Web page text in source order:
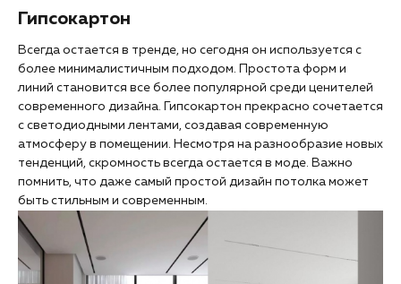
Гипсокартон
Всегда остается в тренде, но сегодня он используется с
более минималистичным подходом. Простота форм и
линий становится все более популярной среди ценителей
современного дизайна. Гипсокартон прекрасно сочетается
с светодиодными лентами, создавая современную
атмосферу в помещении. Несмотря на разнообразие новых
тенденций, скромность всегда остается в моде. Важно
помнить, что даже самый простой дизайн потолка может
быть стильным и современным.